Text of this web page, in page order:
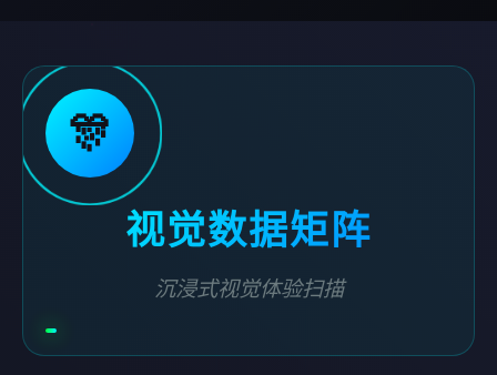
🎊
视觉数据矩阵
沉浸式视觉体验扫描